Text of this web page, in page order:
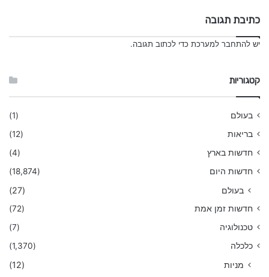
כתיבת תגובה
יש להתחבר למערכת כדי לכתוב תגובה.
קטגוריות
בעולם
(1)
בריאות
(12)
חדשות בארץ
(4)
חדשות היום
(18,874)
בעולם (27)
חדשות זמן אמת
(72)
טכנולוגיה
(7)
כלכלה
(1,370)
מניות (12)